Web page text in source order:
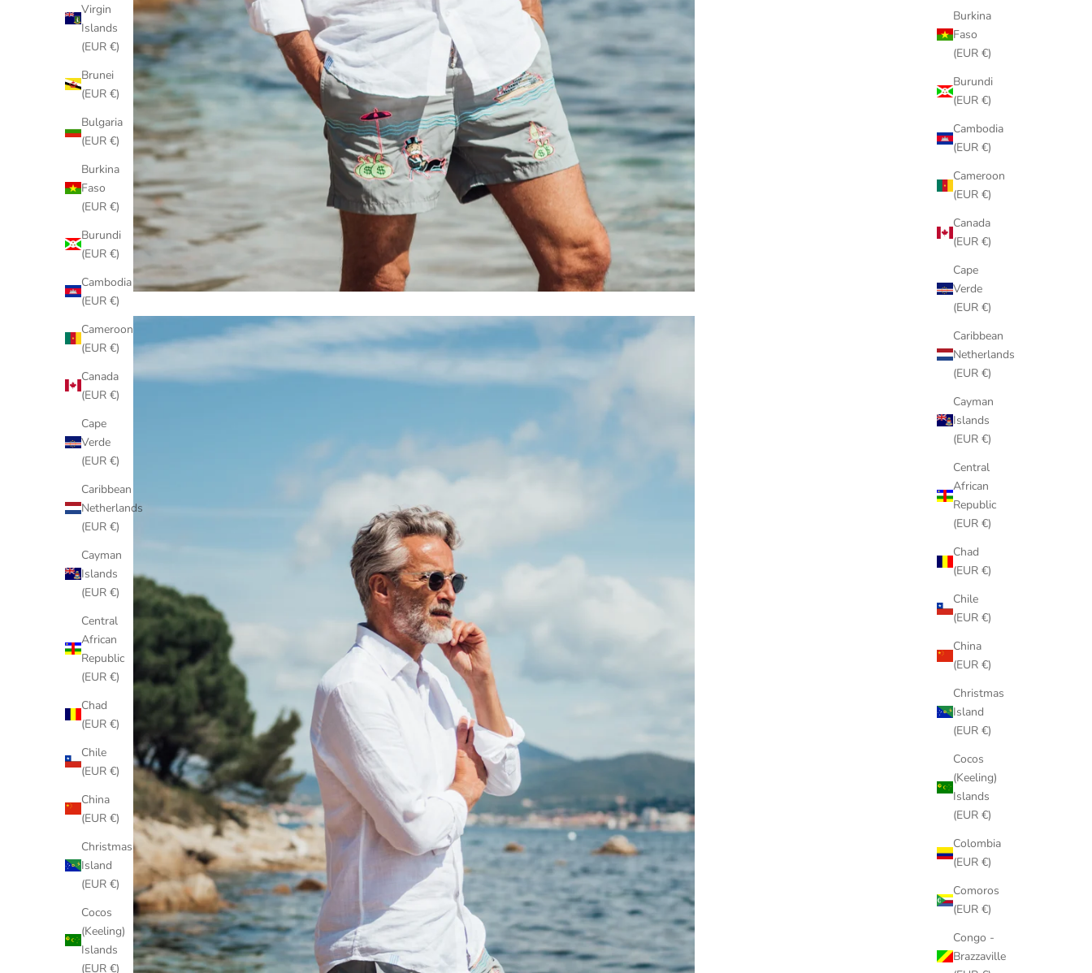
Burkina
Faso
(EUR €)
Burundi
(EUR €)
Cambodia
(EUR €)
Cameroon
(EUR €)
Canada
(EUR €)
Cape
Verde
(EUR €)
Caribbean
Netherlands
(EUR €)
Cayman
Islands
(EUR €)
Central
African
Republic
(EUR €)
Chad
(EUR €)
Chile
(EUR €)
China
(EUR €)
Christmas
Island
(EUR €)
Cocos
(Keeling)
Islands
(EUR €)
Colombia
(EUR €)
Comoros
(EUR €)
Congo -
Brazzaville
Virgin
Islands
(EUR €)
Brunei
(EUR €)
Bulgaria
(EUR €)
Burkina
Faso
(EUR €)
Burundi
(EUR €)
Cambodia
(EUR €)
Cameroon
(EUR €)
Canada
(EUR €)
Cape
Verde
(EUR €)
Caribbean
Netherlands
(EUR €)
Cayman
Islands
(EUR €)
Central
African
Republic
(EUR €)
Chad
(EUR €)
Chile
(EUR €)
China
(EUR €)
Christmas
Island
(EUR €)
Cocos
(Keeling)
Islands
(EUR €)